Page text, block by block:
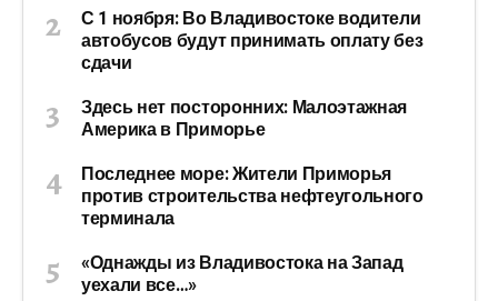
С 1 ноября: Во Владивостоке водители
автобусов будут принимать оплату без
сдачи
Здесь нет посторонних: Малоэтажная
Америка в Приморье
Последнее море: Жители Приморья
против строительства нефтеугольного
терминала
«Однажды из Владивостока на Запад
уехали все…»